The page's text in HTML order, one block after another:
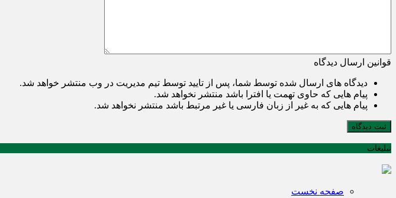
قوانین ارسال دیدگاه
دیدگاه های ارسال شده توسط شما، پس از تایید توسط تیم مدیریت در وب منتشر خواهد شد.
پیام هایی که حاوی تهمت یا افترا باشد منتشر نخواهد شد.
پیام هایی که به غیر از زبان فارسی یا غیر مرتبط باشد منتشر نخواهد شد.
ثبت دیدگاه
تبلیغات
صفحه نخست